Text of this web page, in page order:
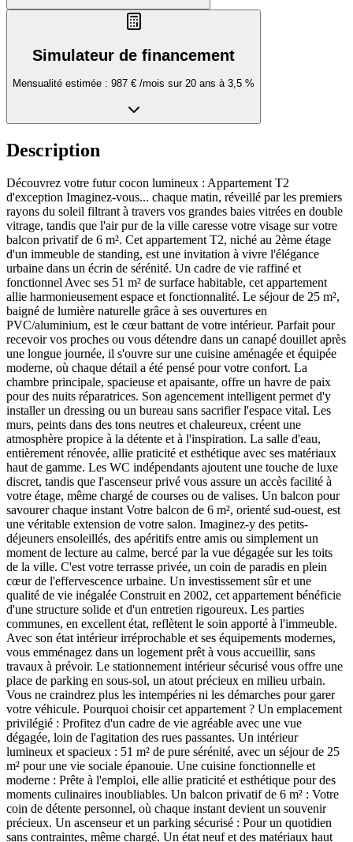
Simulateur de financement
Mensualité estimée : 987 € /mois sur 20 ans à 3,5 %
Description
Découvrez votre futur cocon lumineux : Appartement T2
d'exception Imaginez-vous... chaque matin, réveillé par les premiers
rayons du soleil filtrant à travers vos grandes baies vitrées en double
vitrage, tandis que l'air pur de la ville caresse votre visage sur votre
balcon privatif de 6 m². Cet appartement T2, niché au 2ème étage
d'un immeuble de standing, est une invitation à vivre l'élégance
urbaine dans un écrin de sérénité. Un cadre de vie raffiné et
fonctionnel Avec ses 51 m² de surface habitable, cet appartement
allie harmonieusement espace et fonctionnalité. Le séjour de 25 m²,
baigné de lumière naturelle grâce à ses ouvertures en
PVC/aluminium, est le cœur battant de votre intérieur. Parfait pour
recevoir vos proches ou vous détendre dans un canapé douillet après
une longue journée, il s'ouvre sur une cuisine aménagée et équipée
moderne, où chaque détail a été pensé pour votre confort. La
chambre principale, spacieuse et apaisante, offre un havre de paix
pour des nuits réparatrices. Son agencement intelligent permet d'y
installer un dressing ou un bureau sans sacrifier l'espace vital. Les
murs, peints dans des tons neutres et chaleureux, créent une
atmosphère propice à la détente et à l'inspiration. La salle d'eau,
entièrement rénovée, allie praticité et esthétique avec ses matériaux
haut de gamme. Les WC indépendants ajoutent une touche de luxe
discret, tandis que l'ascenseur privé vous assure un accès facilité à
votre étage, même chargé de courses ou de valises. Un balcon pour
savourer chaque instant Votre balcon de 6 m², orienté sud-ouest, est
une véritable extension de votre salon. Imaginez-y des petits-
déjeuners ensoleillés, des apéritifs entre amis ou simplement un
moment de lecture au calme, bercé par la vue dégagée sur les toits
de la ville. C'est votre terrasse privée, un coin de paradis en plein
cœur de l'effervescence urbaine. Un investissement sûr et une
qualité de vie inégalée Construit en 2002, cet appartement bénéficie
d'une structure solide et d'un entretien rigoureux. Les parties
communes, en excellent état, reflètent le soin apporté à l'immeuble.
Avec son état intérieur irréprochable et ses équipements modernes,
vous emménagez dans un logement prêt à vous accueillir, sans
travaux à prévoir. Le stationnement intérieur sécurisé vous offre une
place de parking en sous-sol, un atout précieux en milieu urbain.
Vous ne craindrez plus les intempéries ni les démarches pour garer
votre véhicule. Pourquoi choisir cet appartement ? Un emplacement
privilégié : Profitez d'un cadre de vie agréable avec une vue
dégagée, loin de l'agitation des rues passantes. Un intérieur
lumineux et spacieux : 51 m² de pure sérénité, avec un séjour de 25
m² pour une vie sociale épanouie. Une cuisine fonctionnelle et
moderne : Prête à l'emploi, elle allie praticité et esthétique pour des
moments culinaires inoubliables. Un balcon privatif de 6 m² : Votre
coin de détente personnel, où chaque instant devient un souvenir
précieux. Un ascenseur et un parking sécurisé : Pour un quotidien
sans contraintes, même chargé. Un état neuf et des matériaux haut